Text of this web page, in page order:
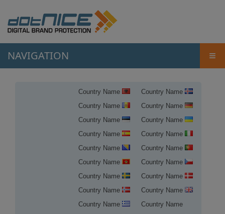
NAVIGATION ≡
Country Name
Country Name
Country Name
Country Name
Country Name
Country Name
Country Name
Country Name
Country Name
Country Name
Country Name
Country Name
Country Name
Country Name
Country Name
Country Name
Country Name
Country Name